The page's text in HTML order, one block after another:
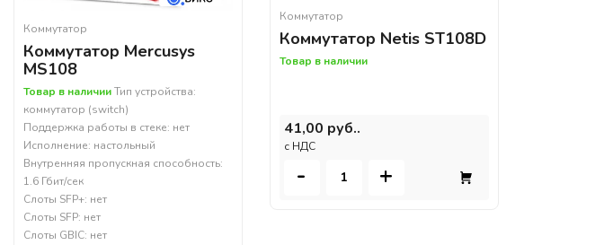
Коммутатор
Коммутатор Mercusys
MS108
Товар в наличииТип устройства:
коммутатор (switch)
Поддержка работы в стеке: нет
Исполнение: настольный
Внутренняя пропускная способность:
1.6 Гбит/сек
Слоты SFP+: нет
Слоты SFP: нет
Слоты GBIC: нет
Коммутатор
Коммутатор Netis ST108D
Товар в наличии
41,00 руб..
c НДС
- +